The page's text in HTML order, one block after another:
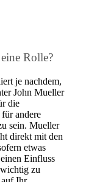
Rolle?
je nachdem,
John Mueller
die
andere
sein. Mueller
direkt mit den
etwas
Einfluss
zu